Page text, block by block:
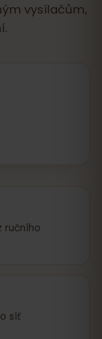
vysílačům,
ručního
síť